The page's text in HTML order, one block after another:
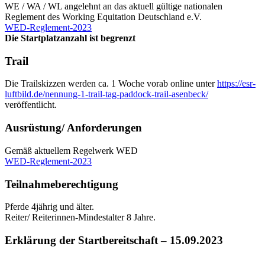
WE / WA / WL angelehnt an das aktuell gültige nationalen
Reglement des Working Equitation Deutschland e.V.
WED-Reglement-2023
Die Startplatzanzahl ist begrenzt
Trail
Die Trailskizzen werden ca. 1 Woche vorab online unterhttps://esr-
luftbild.de/nennung-1-trail-tag-paddock-trail-asenbeck/
veröffentlicht.
Ausrüstung/ Anforderungen
Gemäß aktuellem Regelwerk WED
WED-Reglement-2023
Teilnahmeberechtigung
Pferde 4jährig und älter.
Reiter/ Reiterinnen-Mindestalter 8 Jahre.
Erklärung der Startbereitschaft – 15.09.2023